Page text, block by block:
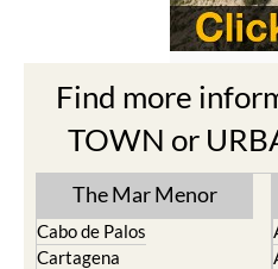
Find more
TOWN or
The Mar Menor
Cabo de Palos
Cartagena